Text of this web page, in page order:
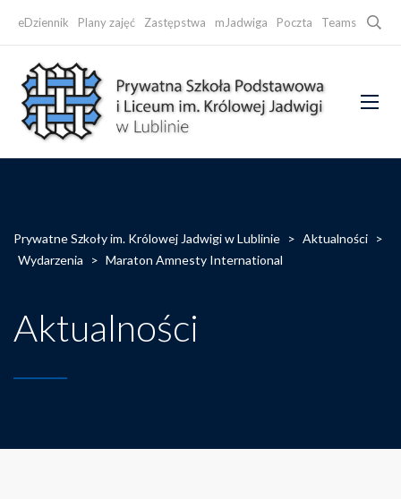
eDziennik Plany zajęć Zastępstwa mJadwiga Poczta Teams
Prywatne Szkoły im. Królowej Jadwigi w Lublinie > Aktualności >
Wydarzenia
> Maraton Amnesty International
Aktualności